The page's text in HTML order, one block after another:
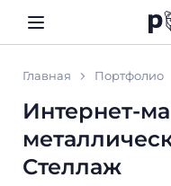
Главная Портфолио
Интернет-
Стеллаж